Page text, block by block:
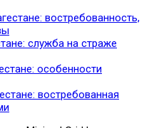
востребованность,
служба на страже
особенности
востребованная